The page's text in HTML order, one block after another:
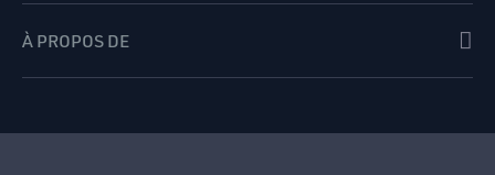
À PROPOS DE